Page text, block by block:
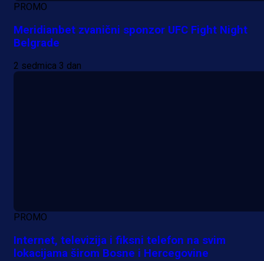
PROMO
Meridianbet zvanični sponzor UFC Fight Night
Belgrade
2 sedmica 3 dan
PROMO
Internet, televizija i fiksni telefon na svim
lokacijama širom Bosne i Hercegovine